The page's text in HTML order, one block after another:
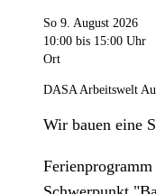
So 9. August 2026
10:00 bis 15:00 Uhr
Ort
DASA Arbeitswelt
Wir bauen eine